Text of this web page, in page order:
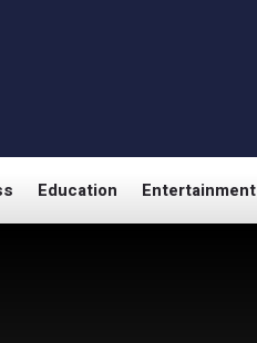
Education Entertainment